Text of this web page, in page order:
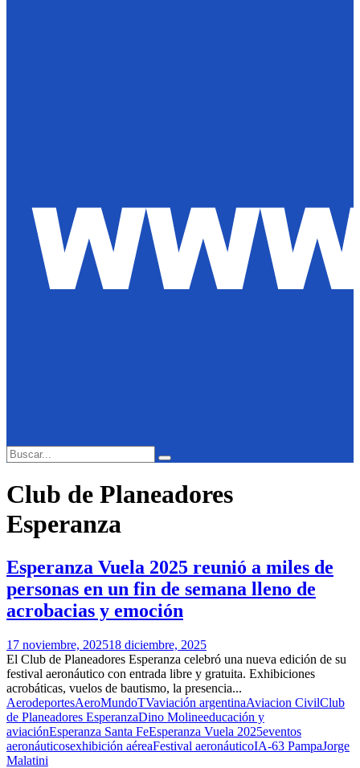
Search
for:
Search
Club de Planeadores
Esperanza
Esperanza Vuela 2025 reunió a miles de
personas en un fin de semana lleno de
acrobacias y emoción
17 noviembre, 202518 diciembre, 2025
El Club de Planeadores Esperanza celebró una nueva edición de su
festival aeronáutico con entrada libre y gratuita. Exhibiciones
acrobáticas, vuelos de bautismo, la presencia...
AerodeportesAeroMundoTVaviación argentinaAviacion CivilClub
de Planeadores EsperanzaDino Molineeducación y
aviaciónEsperanza Santa FeEsperanza Vuela 2025eventos
aeronáuticosexhibición aéreaFestival aeronáuticoIA-63 PampaJorge
Malatini